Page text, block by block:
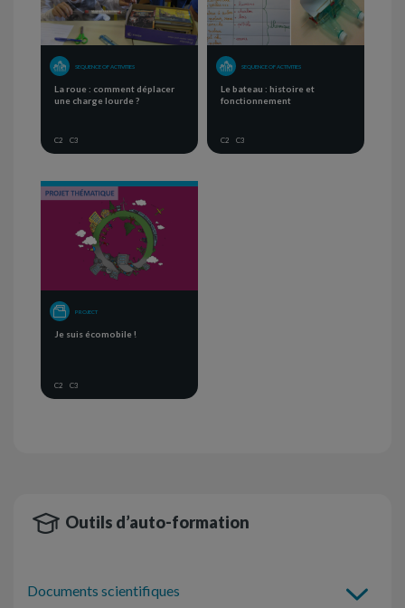
SEQUENCE OF ACTIVITIES
La roue : comment déplacer
une charge lourde ?
C2 C3
SEQUENCE OF ACTIVITIES
Le bateau : histoire et
fonctionnement
C2 C3
PROJECT
Je suis écomobile !
C2 C3
Outils d’auto-formation
Documents scientifiques